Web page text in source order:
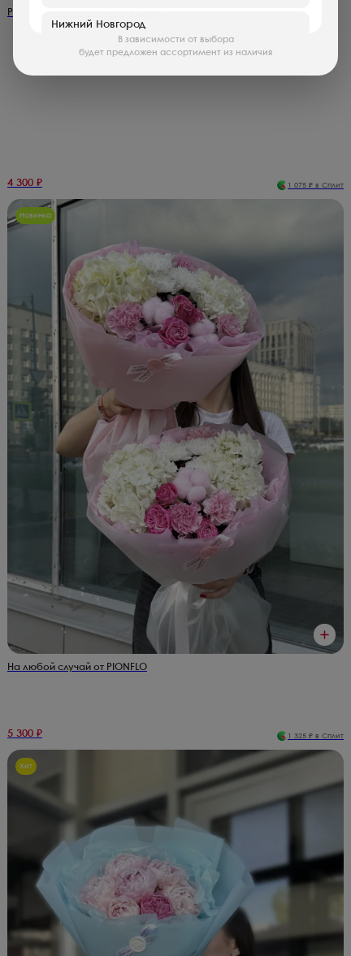
Роскошные георгины от PIONFLO
4 300 ₽ 1 075 ₽ в Сплит
Новинка
На любой случай от PIONFLO
5 300 ₽ 1 325 ₽ в Сплит
Хит
Нижний Новгород
Пермь
Нефтекамск
Коммунарка
В зависимости от выбора
будет предложен ассортимент из наличия